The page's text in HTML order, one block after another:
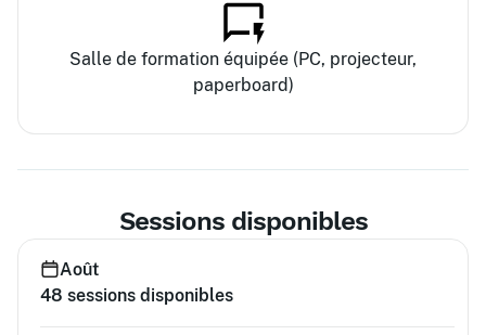
Salle de formation équipée (PC, projecteur,
paperboard)
Sessions disponibles
Août
48 sessions disponibles